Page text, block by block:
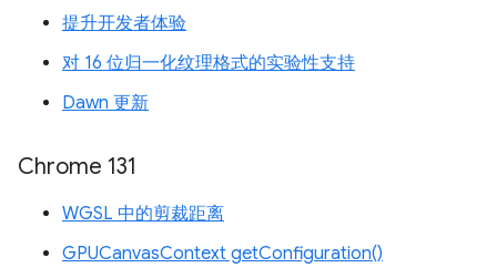
提升开发者体验
对 16 位归一化纹理格式的实验性支持
Dawn 更新
Chrome 131
WGSL 中的剪裁距离
GPUCanvasContext getConfiguration()